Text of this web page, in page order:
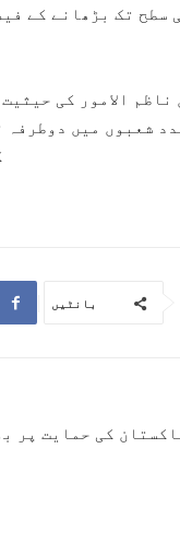
سطح تک بڑھانے کے
الامور کی
شعبوں میں
بانٹیں
کی حمایت پر